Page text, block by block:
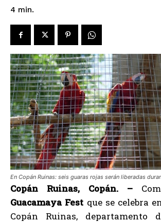
4 min.
En Copán Ruinas: seis guaras rojas serán liberadas
Copán Ruinas, Copán. –
Guacamaya Fest que se celebra
Copán Ruinas, departamento